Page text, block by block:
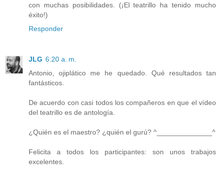
con muchas posibilidades. (¡El teatrillo ha tenido mucho
éxito!)
Responder
JLG 6:20 a. m.
Antonio, ojiplático me he quedado. Qué resultados tan
fantásticos.
De acuerdo con casi todos los compañeros en que el vídeo
del teatrillo es de antología.
¿Quién es el maestro? ¿quién el gurú? ^______________^
Felicita a todos los participantes: son unos trabajos
excelentes.